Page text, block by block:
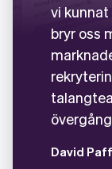
vi
bryr oss
David